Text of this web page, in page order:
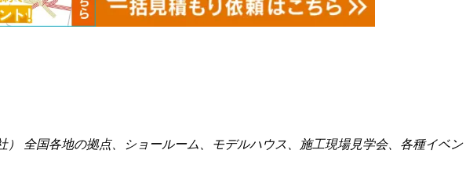
） 全国各地の拠点、ショールーム、モデルハウス、施工現場見学会、各種イベ